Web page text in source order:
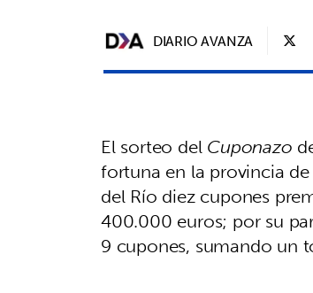
DIARIO AVANZA
El sorteo delCuponazo
fortuna en la provincia
del Río diez cupones
400.000 euros; por su
9 cupones, sumando un